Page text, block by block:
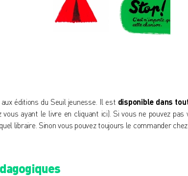
éditions du Seuil jeunesse. Il est disponible dans
ayant le livre en cliquant ici). Si vous ne pouvez
libraire. Sinon vous pouvez toujours le commander chez